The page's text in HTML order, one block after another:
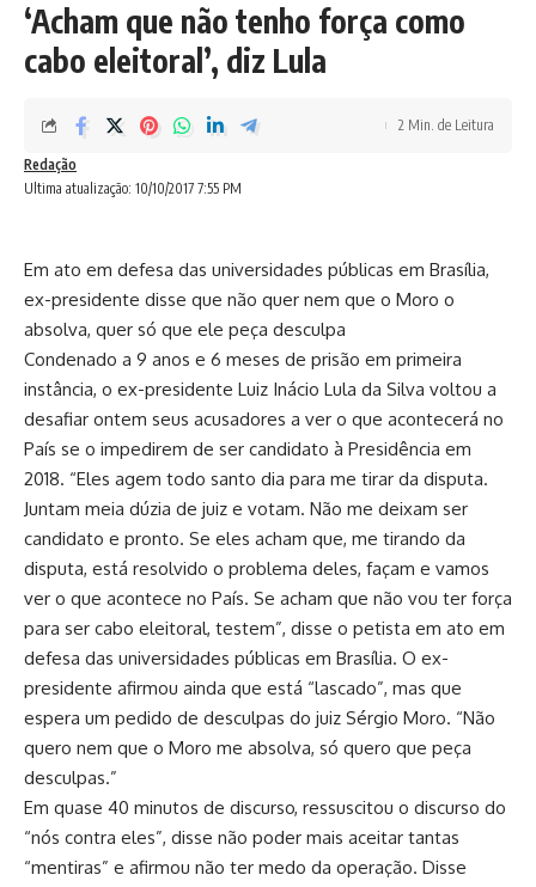
‘Acham que não tenho força como
cabo eleitoral’, diz Lula
Ultima atualização: 10/10/2017 7:55 PM
Redação
2 Min. de Leitura
Em ato em defesa das universidades públicas em Brasília,
ex-presidente disse que não quer nem que o Moro o
absolva, quer só que ele peça desculpa
Condenado a 9 anos e 6 meses de prisão em primeira
instância, o ex-presidente Luiz Inácio Lula da Silva voltou a
desafiar ontem seus acusadores a ver o que acontecerá no
País se o impedirem de ser candidato à Presidência em
2018. “Eles agem todo santo dia para me tirar da disputa.
Juntam meia dúzia de juiz e votam. Não me deixam ser
candidato e pronto. Se eles acham que, me tirando da
disputa, está resolvido o problema deles, façam e vamos
ver o que acontece no País. Se acham que não vou ter força
para ser cabo eleitoral, testem”, disse o petista em ato em
defesa das universidades públicas em Brasília. O ex-
presidente afirmou ainda que está “lascado”, mas que
espera um pedido de desculpas do juiz Sérgio Moro. “Não
quero nem que o Moro me absolva, só quero que peça
desculpas.”
Em quase 40 minutos de discurso, ressuscitou o discurso do
“nós contra eles”, disse não poder mais aceitar tantas
“mentiras” e afirmou não ter medo da operação. Disse